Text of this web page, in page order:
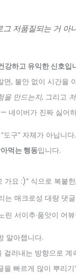
그 저품질되는 거 아
강하고 유익한 신호입
, 불안 없이 시간을
을 만드는지, 그리고
네이버가 진짜 싫어
도구” 자체가 아닙니다.
먹는 행동입니다.
가요 :)” 식으로 복붙
는 매크로성 대량 댓글
린 서이추·품앗이 어뷰
알아챕니다.
걸러내는 방향으로 계
을 빠르게 많이 뿌리